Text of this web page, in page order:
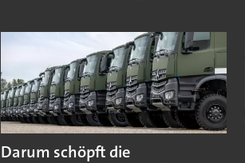
Darum schöpft die